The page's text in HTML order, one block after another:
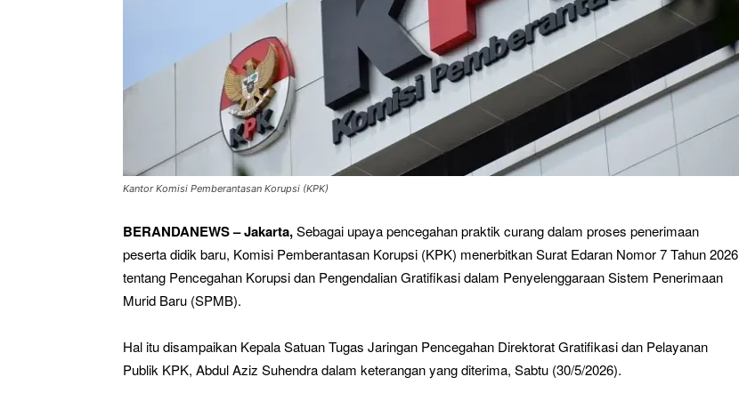
Kantor Komisi Pemberantasan Korupsi (KPK)
BERANDANEWS – Jakarta,Sebagai upaya pencegahan praktik curang dalam proses penerimaan
peserta didik baru, Komisi Pemberantasan Korupsi (KPK) menerbitkan Surat Edaran Nomor 7 Tahun 2026
tentang Pencegahan Korupsi dan Pengendalian Gratifikasi dalam Penyelenggaraan Sistem Penerimaan
Murid Baru (SPMB).
Hal itu disampaikan Kepala Satuan Tugas Jaringan Pencegahan Direktorat Gratifikasi dan Pelayanan
Publik KPK, Abdul Aziz Suhendra dalam keterangan yang diterima, Sabtu (30/5/2026).